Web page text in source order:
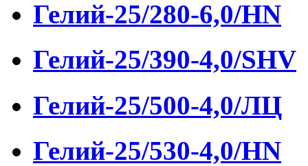
Гелий-25/280-6,0/HN
Гелий-25/390-4,0/SHV
Гелий-25/500-4,0/ЛЦ
Гелий-25/530-4,0/HN